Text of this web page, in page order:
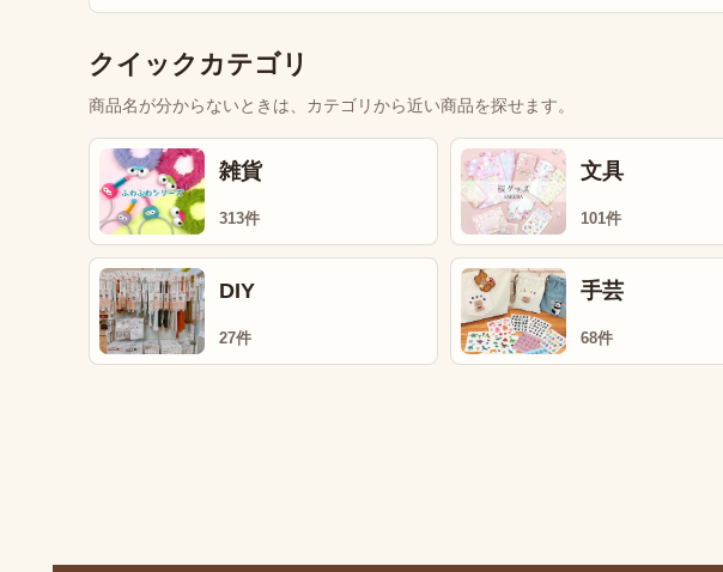
クイックカテゴリ
商品名が分からないときは、カテゴリから近い商品を探せます。
雑貨
313件
文具
101件
DIY
27件
手芸
68件